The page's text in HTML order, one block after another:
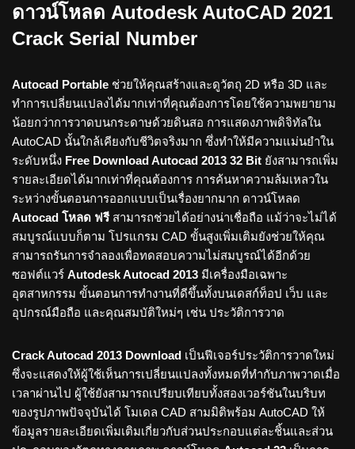
ดาวน์โหลด Autodesk AutoCAD 2021
Crack Serial Number
Autocad Portable ช่วยให้คุณสร้างและดูวัตถุ 2D หรือ 3D และ
ทำการเปลี่ยนแปลงได้มากเท่าที่คุณต้องการโดยใช้ความพยายาม
น้อยกว่าการวาดบนกระดาษด้วยดินสอ การแสดงภาพดิจิทัลใน
AutoCAD นั้นใกล้เคียงกับชีวิตจริงมาก ซึ่งทำให้มีความแม่นยำใน
ระดับหนึ่ง Free Download Autocad 2013 32 Bit ยังสามารถเพิ่ม
รายละเอียดได้มากเท่าที่คุณต้องการ การค้นหาความล้มเหลวใน
ระหว่างขั้นตอนการออกแบบเป็นเรื่องยากมาก ดาวน์โหลด
Autocad โหลด ฟรีสามารถช่วยได้อย่างน่าเชื่อถือ แม้ว่าจะไม่ได้
สมบูรณ์แบบก็ตาม โปรแกรม CAD ขั้นสูงเพิ่มเติมยังช่วยให้คุณ
สามารถรันการจำลองเพื่อทดสอบความไม่สมบูรณ์ได้อีกด้วย
ซอฟต์แวร์ Autodesk Autocad 2013 มีเครื่องมือเฉพาะ
อุตสาหกรรม ขั้นตอนการทำงานที่ดีขึ้นทั้งบนเดสก์ท็อป เว็บ และ
อุปกรณ์มือถือ และคุณสมบัติใหม่ๆ เช่น ประวัติการวาด
Crack Autocad 2013 Download เป็นฟีเจอร์ประวัติการวาดใหม่
ซึ่งจะแสดงให้ผู้ใช้เห็นการเปลี่ยนแปลงทั้งหมดที่ทำกับภาพวาดเมื่อ
เวลาผ่านไป ผู้ใช้ยังสามารถเปรียบเทียบทั้งสองเวอร์ชันในบริบท
ของรูปภาพปัจจุบันได้ โมเดล CAD สามมิติพร้อม AutoCAD ให้
ข้อมูลรายละเอียดเพิ่มเติมเกี่ยวกับส่วนประกอบแต่ละชิ้นและส่วน